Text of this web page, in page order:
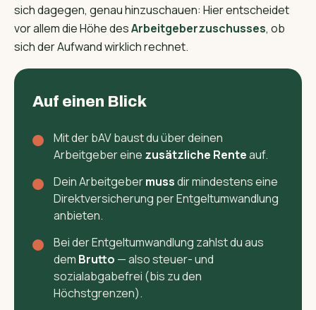
sich dagegen, genau hinzuschauen: Hier entscheidet
vor allem die Höhe desArbeitgeber­zuschusses, ob
sich der Aufwand wirklich rechnet.
Auf einen Blick
Mit der bAV baust du über deinen
Arbeitgeber eine zusätzliche Renteauf.
Dein Arbeitgebermussdir mindestens eine
Direktversicherung per Entgeltumwandlung
anbieten.
Bei der Entgeltumwandlung zahlst du aus
dem Brutto — also steuer- und
sozialabgabefrei (bis zu den
Höchstgrenzen).